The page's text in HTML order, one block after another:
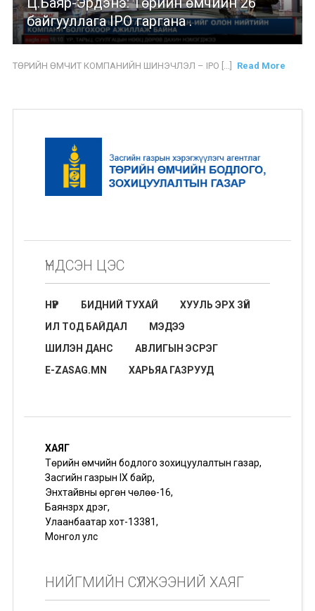
байгууллага IPO гаргана .
ТӨРИЙН ӨМЧИТ КОМПАНИЙН ШИНЭЧЛЭЛ – IPO [...] Read More
ҮНДСЭН ЦЭС
НҮҮР БИДНИЙ ТУХАЙ
ХУУЛЬ ЭРХ ЗҮЙ
ИЛ ТОД БАЙДАЛ
МЭДЭЭ
ШИЛЭН ДАНС
АВЛИГЫН ЭСРЭГ
E-ZASAG.MN
ХАРЬЯА ГАЗРУУД
ХАЯГ
Төрийн өмчийн бодлого зохицуулалтын газар,
Засгийн газрын IX байр,
Энхтайвны өргөн чөлөө-16,
Баянзүрх дүүрэг,
Улаанбаатар хот-13381,
Монгол улс
НИЙГМИЙН СҮЛЖЭЭНИЙ ХАЯГ